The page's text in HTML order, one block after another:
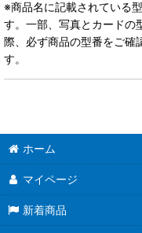
※商品名に記載されている
す。一部、写真とカードの
際、必ず商品の型番をご確
す。
ホーム
マイページ
新着商品